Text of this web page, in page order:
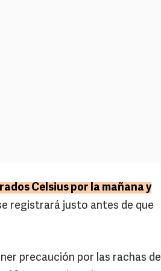
Celsius por la mañana y
registrará justo antes de que
precaución por las rachas de